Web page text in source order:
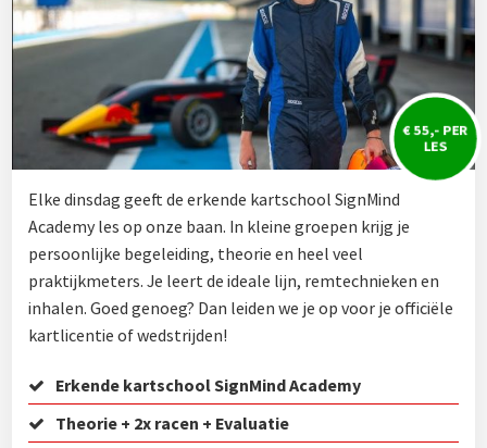
€ 55,- PER
LES
Elke dinsdag geeft de erkende kartschool SignMind
Academy les op onze baan. In kleine groepen krijg je
persoonlijke begeleiding, theorie en heel veel
praktijkmeters. Je leert de ideale lijn, remtechnieken en
inhalen. Goed genoeg? Dan leiden we je op voor je officiële
kartlicentie of wedstrijden!
Erkende kartschool SignMind Academy
Theorie + 2x racen + Evaluatie